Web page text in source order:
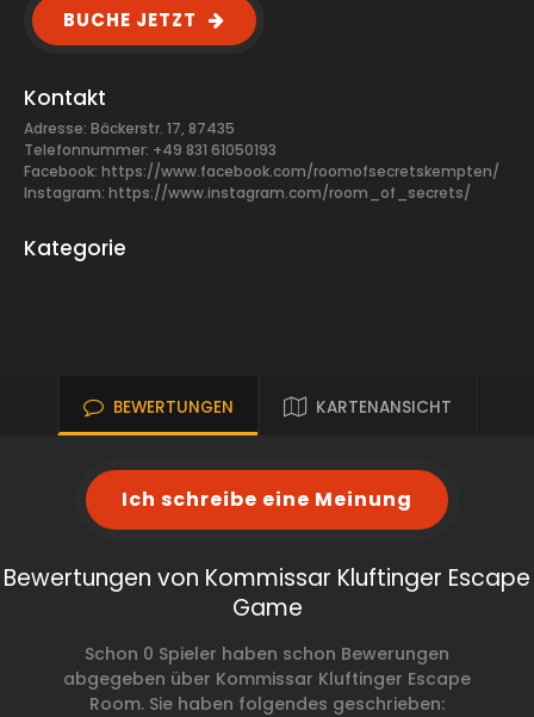
BUCHE JETZT
Kontakt
Adresse: Bäckerstr. 17, 87435
Telefonnummer: +49 831 61050193
Facebook: https://www.facebook.com/roomofsecretskempten/
Instagram: https://www.instagram.com/room_of_secrets/
Kategorie
BEWERTUNGEN KARTENANSICHT
Ich schreibe eine Meinung
Bewertungen von Kommissar Kluftinger Escape
Game
Schon 0 Spieler haben schon Bewerungen
abgegeben über Kommissar Kluftinger Escape
Room. Sie haben folgendes geschrieben: